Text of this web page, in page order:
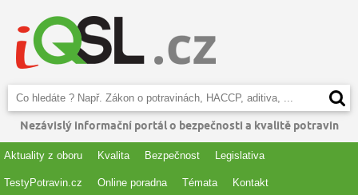
Nezávislý informační portál o bezpečnosti a kvalitě potravin
Aktuality z oboru Kvalita Bezpečnost Legislativa
TestyPotravin.cz Online poradna Témata Kontakt